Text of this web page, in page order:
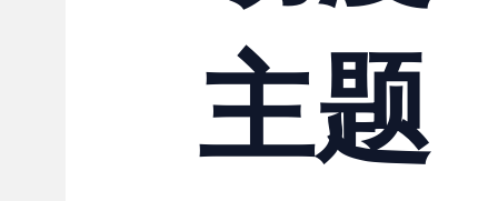
榜单排行
投稿交流
主题